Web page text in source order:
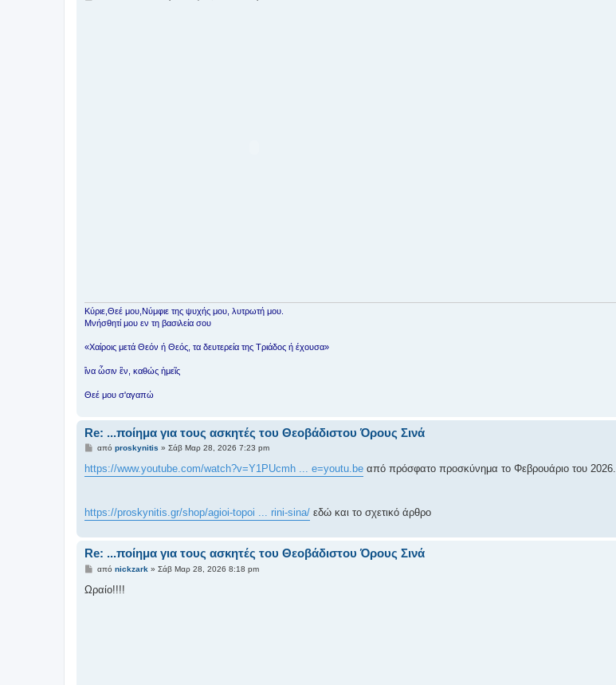
Κύριε,Θεέ μου,Νύμφιε της ψυχής μου, λυτρωτή μου.
Μνήσθητί μου εν τη βασιλεία σου
«Χαίροις μετά Θεόν ή Θεός, τα δευτερεία της Τριάδος ή έχουσα»
ἳνα ὦσιν ἓν, καθώς ἡμεῖς
Θεέ μου σ'αγαπώ
Re: ...ποίημα για τους ασκητές του Θεοβάδιστου Όρους Σινά
Δ
μ
ο
υ
σ
από proskynitis » Σάβ Μαρ 28, 2026 7:23 pm
https://www.youtube.com/watch?v=Y1PUcmh ... e=youtu.be από πρόσφατο προσκύνημα το Φεβρουάριο του 2026.
https://proskynitis.gr/shop/agioi-topoi ... rini-sina/ εδώ και το σχετικό άρθρο
Re: ...ποίημα για τους ασκητές του Θεοβάδιστου Όρους Σινά
Δ
μ
ο
από nickzark » Σάβ Μαρ 28, 2026 8:18 pm
Ωραίο!!!!